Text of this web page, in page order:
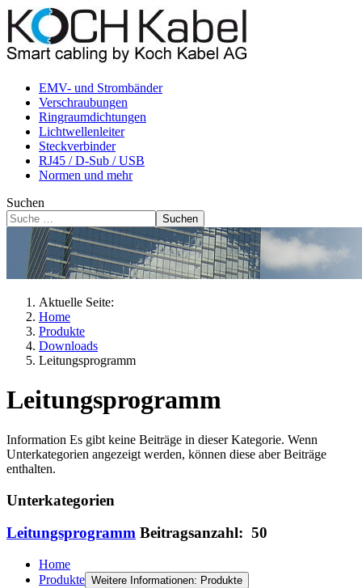
EMV- und Strombänder
Verschraubungen
Ringraumdichtungen
Lichtwellenleiter
Steckverbinder
RJ45 / D-Sub / USB
Normen und mehr
Suchen
Suchen
Aktuelle Seite:
Home
Produkte
Downloads
Leitungsprogramm
Leitungsprogramm
Information Es gibt keine Beiträge in dieser Kategorie. Wenn
Unterkategorien angezeigt werden, können diese aber Beiträge
enthalten.
Unterkategorien
Leitungsprogramm Beitragsanzahl: 50
Home
Produkte Weitere Informationen: Produkte